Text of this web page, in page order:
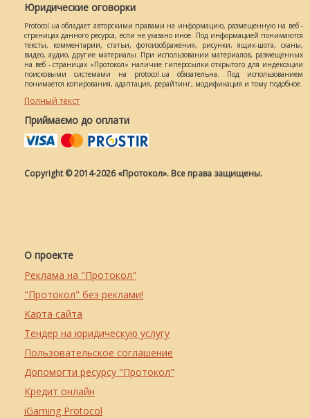
Юридические оговорки
Protocol.ua обладает авторскими правами на информацию, размещенную на веб -
страницах данного ресурса, если не указано иное. Под информацией понимаются
тексты, комментарии, статьи, фотоизображения, рисунки, ящик-шота, сканы,
видео, аудио, другие материалы. При использовании материалов, размещенных
на веб - страницах «Протокол» наличие гиперссылки открытого для индексации
поисковыми системами на protocol.ua обязательна. Под использованием
понимается копирования, адаптация, рерайтинг, модификация и тому подобное.
Полный текст
Приймаємо до оплати
Copyright © 2014-2026 «Протокол». Все права защищены.
О проекте
Реклама на "Протокол"
"Протокол" без реклами!
Карта сайта
Тендер на юридическую услугу
Пользовательское соглашение
Допомогти ресурсу "Протокол"
Кредит онлайн
iGaming Protocol